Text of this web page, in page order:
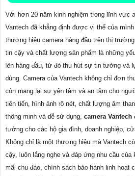
Với hơn 20 năm kinh nghiệm trong lĩnh vực
Vantech đã khẳng định được vị thế của
thương hiệu camera hàng đầu trên thị
tin cậy và chất lượng sản phẩm là những
lên hàng đầu, từ đó thu hút sự tin tưởng và
dùng. Camera của Vantech không chỉ đơn
còn mang lại sự yên tâm và an tâm cho
tiên tiến, hình ảnh rõ nét, chất lượng âm
thông minh và dễ sử dụng, camera Vantech
tưởng cho các hộ gia đình, doanh nghiệp,
Không chỉ là một thương hiệu mà Vantech
cậy, luôn lắng nghe và đáp ứng nhu cầu của
mãi chu đáo, chính sách bảo hành linh hoạt